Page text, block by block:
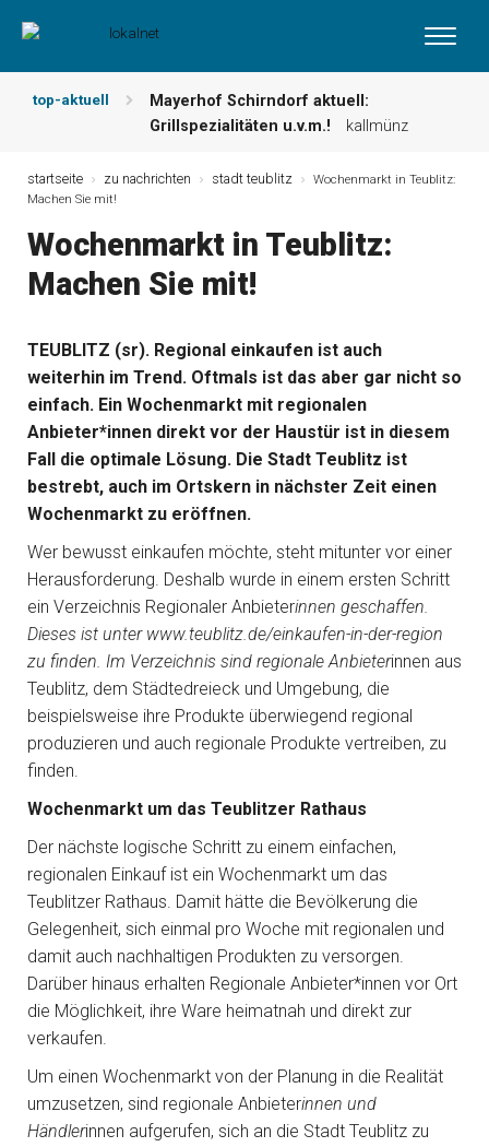
top-aktuell
Mayerhof Schirndorf aktuell:
Grillspezialitäten u.v.m.!
kallmünz
und mehr … burglengenfeld
leserbriefe
Maxhütter Fischladen: Unser aktuelles
Region!
angebote vor ort | anzeige
Metzgerei Hummel: Aktuelles
Wochenangebot! maxhütte-haidhof
startseite zu nachrichten stadt teublitz
Wochenmarkt in Teublitz:
Machen Sie mit!
Wochenmarkt in Teublitz:
Machen Sie mit!
TEUBLITZ (sr). Regional einkaufen ist auch
weiterhin im Trend. Oftmals ist das aber gar nicht so
einfach. Ein Wochenmarkt mit regionalen
Anbieter*innen direkt vor der Haustür ist in diesem
Fall die optimale Lösung. Die Stadt Teublitz ist
bestrebt, auch im Ortskern in nächster Zeit einen
Wochenmarkt zu eröffnen.
Wer bewusst einkaufen möchte, steht mitunter vor einer
Herausforderung. Deshalb wurde in einem ersten Schritt
ein Verzeichnis Regionaler Anbieterinnen geschaffen.
Dieses ist unter www.teublitz.de/einkaufen-in-der-region
zu finden. Im Verzeichnis sind regionale Anbieterinnen aus
Teublitz, dem Städtedreieck und Umgebung, die
beispielsweise ihre Produkte überwiegend regional
produzieren und auch regionale Produkte vertreiben, zu
finden.
Wochenmarkt um das Teublitzer Rathaus
Der nächste logische Schritt zu einem einfachen,
regionalen Einkauf ist ein Wochenmarkt um das
Teublitzer Rathaus. Damit hätte die Bevölkerung die
Gelegenheit, sich einmal pro Woche mit regionalen und
damit auch nachhaltigen Produkten zu versorgen.
Darüber hinaus erhalten Regionale Anbieter*innen vor Ort
die Möglichkeit, ihre Ware heimatnah und direkt zur
verkaufen.
Um einen Wochenmarkt von der Planung in die Realität
umzusetzen, sind regionale Anbieterinnen und
Händlerinnen aufgerufen, sich an die Stadt Teublitz zu